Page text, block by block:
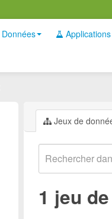
Données Applications
Jeux de
1 jeu